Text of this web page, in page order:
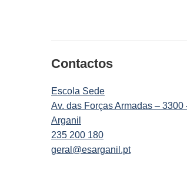
Contactos
Escola Sede
Av. das Forças Armadas – 3300
Arganil
235 200 180
geral@esarganil.pt